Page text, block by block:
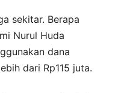
sekitar. Berapa
Nurul Huda
dana
dari Rp115 juta.